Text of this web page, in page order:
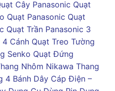
Cây Panasonic Quạt
Quạt Panasonic Quạt
Quạt Trần Panasonic 3
4 Cánh Quạt Treo Tường
Senko Quạt Đứng
Nhôm Nikawa Thang
4 Bánh Dây Cáp Điện –